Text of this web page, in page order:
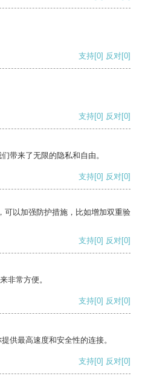
支持[0] 反对[0]
支持[0] 反对[0]
带来了无限的隐私和自由。
支持[0] 反对[0]
可以加强防护措施，比如增加双重验
支持[0] 反对[0]
非常方便。
支持[0] 反对[0]
供最高速度和安全性的连接。
支持[0] 反对[0]